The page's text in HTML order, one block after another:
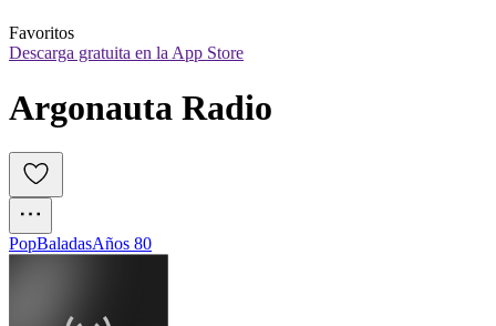
Favoritos
Descarga gratuita en la App Store
Argonauta Radio
PopBaladasAños 80